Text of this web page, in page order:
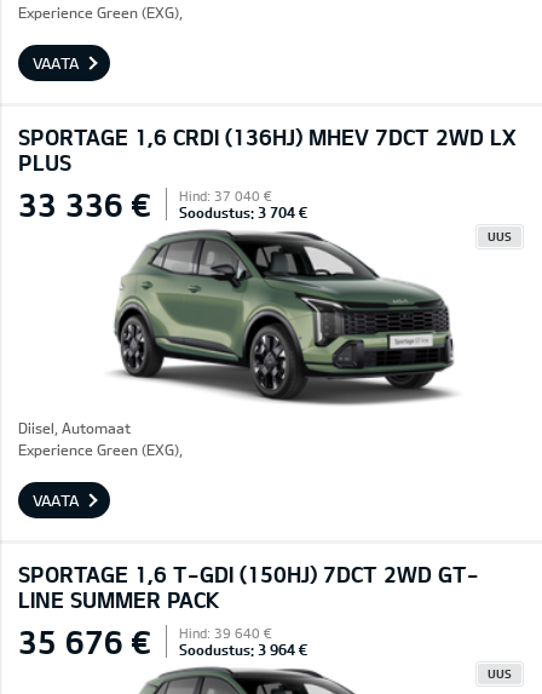
Experience Green (EXG),
VAATA
SPORTAGE 1,6 CRDI (136HJ) MHEV 7DCT 2WD LX
PLUS
33 336 € Hind: 37 040 €
Soodustus: 3 704 €
UUS
Diisel, Automaat
Experience Green (EXG),
VAATA
SPORTAGE 1,6 T-GDI (150HJ) 7DCT 2WD GT-
LINE SUMMER PACK
35 676 € Hind: 39 640 €
Soodustus: 3 964 €
UUS